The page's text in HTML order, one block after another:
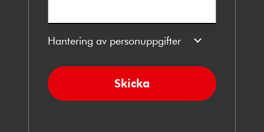
Hantering av personuppgifter
Skicka